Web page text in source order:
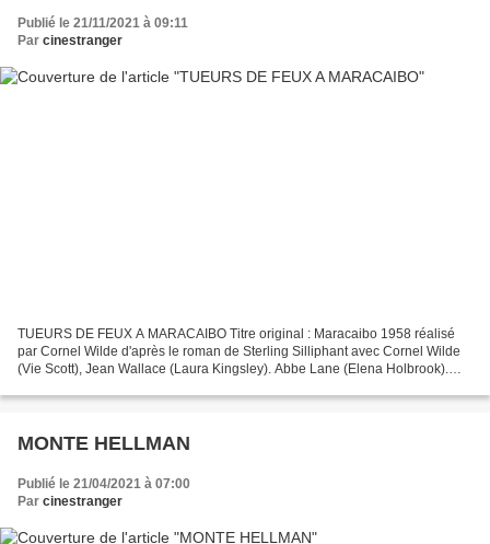
Publié le 21/11/2021 à 09:11
Par cinestranger
TUEURS DE FEUX A MARACAIBO Titre original : Maracaibo 1958 réalisé
par Cornel Wilde d'après le roman de Sterling Silliphant avec Cornel Wilde
(Vie Scott), Jean Wallace (Laura Kingsley). Abbe Lane (Elena Holbrook).
MONTE HELLMAN
Publié le 21/04/2021 à 07:00
Par cinestranger